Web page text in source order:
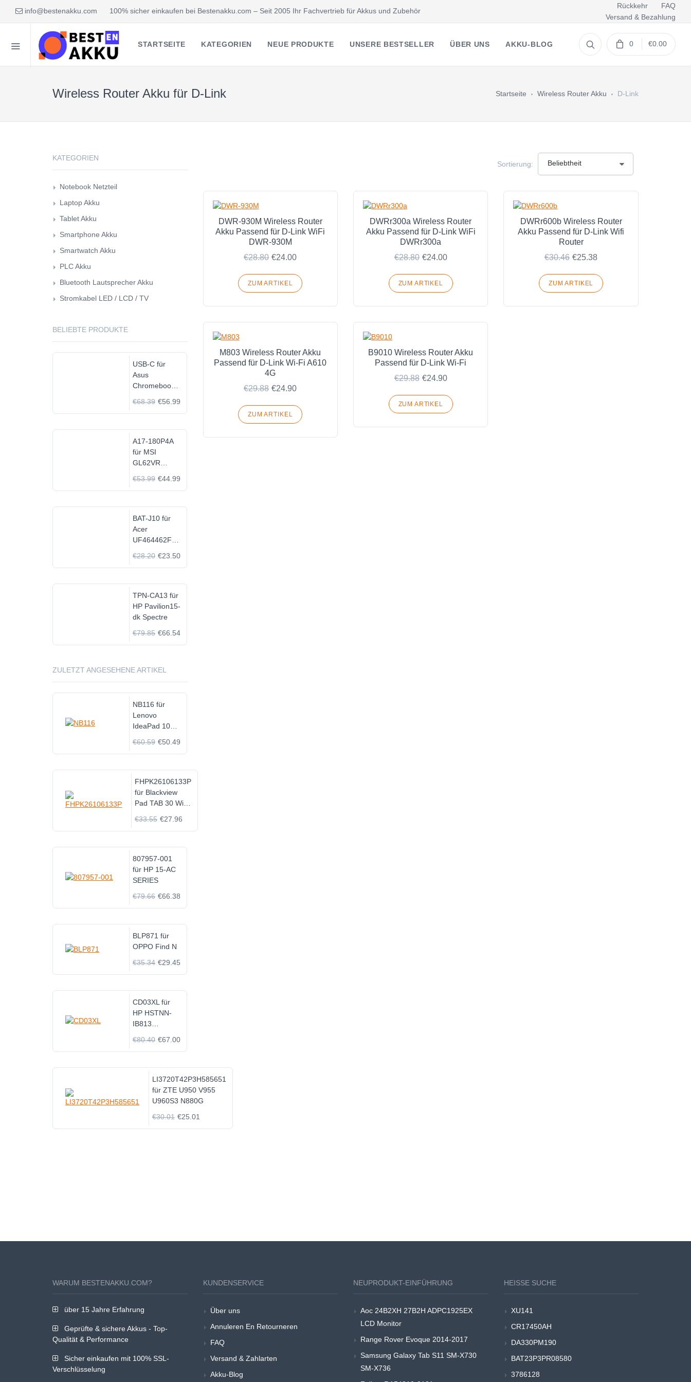
info@bestenakku.com 100% sicher einkaufen bei Bestenakku.com – Seit 2005 Ihr Fachvertrieb für Akkus und Zubehör
Rückkehr
FAQ
Versand & Bezahlung
STARTSEITE KATEGORIEN NEUE PRODUKTE UNSERE BESTSELLER ÜBER UNS AKKU-BLOG 0 €0.00
Wireless Router Akku für D-Link Startseite Wireless Router Akku D-Link
Sortierung:
DWR-930M Wireless Router
Akku Passend für D-Link WiFi
DWR-930M
€28.80 €24.00
ZUM ARTIKEL
DWRr300a Wireless Router
Akku Passend für D-Link WiFi
DWRr300a
€28.80 €24.00
ZUM ARTIKEL
DWRr600b Wireless Router
Akku Passend für D-Link Wifi
Router
€30.46 €25.38
ZUM ARTIKEL
M803 Wireless Router Akku
Passend für D-Link Wi-Fi A610
4G
€29.88 €24.90
ZUM ARTIKEL
B9010 Wireless Router Akku
Passend für D-Link Wi-Fi
€29.88 €24.90
ZUM ARTIKEL
KATEGORIEN
Notebook Netzteil
Laptop Akku
Tablet Akku
Smartphone Akku
Smartwatch Akku
PLC Akku
Bluetooth Lautsprecher Akku
Stromkabel LED / LCD / TV
BELIEBTE PRODUKTE
USB-C für
Asus
Chromebook
€68.39 €56.99
A17-180P4A
für MSI
GL62VR
€53.99 €44.99
BAT-J10 für
Acer
UF464462F
€28.20 €23.50
TPN-CA13 für
HP Pavilion15-
dk Spectre
€79.85 €66.54
ZULETZT ANGESEHENE ARTIKEL
NB116 für
Lenovo
IdeaPad 100S
€60.59 €50.49
FHPK26106133P
für Blackview
Pad TAB 30 WiFi
€33.55 €27.96
807957-001
für HP 15-AC
SERIES
€79.66 €66.38
BLP871 für
OPPO Find N
€35.34 €29.45
CD03XL für
HP HSTNN-
IB813
€80.40 €67.00
LI3720T42P3H585651
für ZTE U950 V955
U960S3 N880G
€30.01 €25.01
WARUM BESTENAKKU.COM?
über 15 Jahre Erfahrung
Geprüfte & sichere Akkus - Top-
Qualität & Performance
Sicher einkaufen mit 100% SSL-
Verschlüsselung
KUNDENSERVICE
Über uns
Annuleren En Retourneren
FAQ
Versand & Zahlarten
Akku-Blog
NEUPRODUKT-EINFÜHRUNG
Aoc 24B2XH 27B2H ADPC1925EX
LCD Monitor
Range Rover Evoque 2014-2017
Samsung Galaxy Tab S11 SM-X730
SM-X736
HEISSE SUCHE
XU141
CR17450AH
DA330PM190
BAT23P3PR08580
3786128